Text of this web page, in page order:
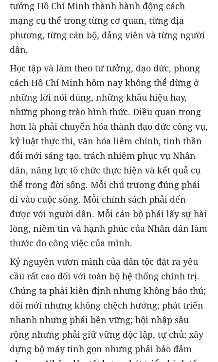
tưởng Hồ Chí Minh thành hành động cách
mạng cụ thể trong từng cơ quan, từng địa
phương, từng cán bộ, đảng viên và từng người
dân.
Học tập và làm theo tư tưởng, đạo đức, phong
cách Hồ Chí Minh hôm nay không thể dừng ở
những lời nói đúng, những khẩu hiệu hay,
những phong trào hình thức. Điều quan trọng
hơn là phải chuyển hóa thành đạo đức công vụ,
kỷ luật thực thi, văn hóa liêm chính, tinh thần
đổi mới sáng tạo, trách nhiệm phục vụ Nhân
dân, năng lực tổ chức thực hiện và kết quả cụ
thể trong đời sống. Mỗi chủ trương đúng phải
đi vào cuộc sống. Mỗi chính sách phải đến
được với người dân. Mỗi cán bộ phải lấy sự hài
lòng, niềm tin và hạnh phúc của Nhân dân làm
thước đo công việc của mình.
Kỷ nguyên vươn mình của dân tộc đặt ra yêu
cầu rất cao đối với toàn bộ hệ thống chính trị.
Chúng ta phải kiên định nhưng không bảo thủ;
đổi mới nhưng không chệch hướng; phát triển
nhanh nhưng phải bền vững; hội nhập sâu
rộng nhưng phải giữ vững độc lập, tự chủ; xây
dựng bộ máy tinh gọn nhưng phải bảo đảm